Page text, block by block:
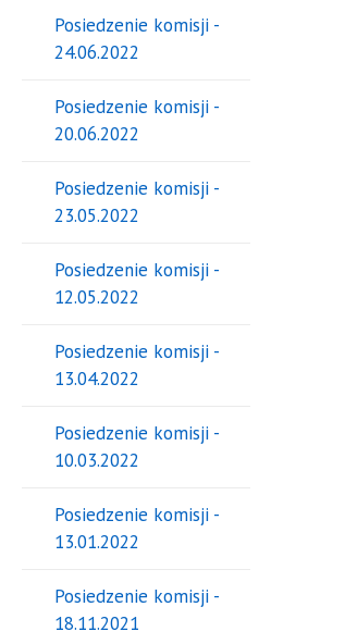
Posiedzenie komisji -
24.06.2022
Posiedzenie komisji -
20.06.2022
Posiedzenie komisji -
23.05.2022
Posiedzenie komisji -
12.05.2022
Posiedzenie komisji -
13.04.2022
Posiedzenie komisji -
10.03.2022
Posiedzenie komisji -
13.01.2022
Posiedzenie komisji -
18.11.2021